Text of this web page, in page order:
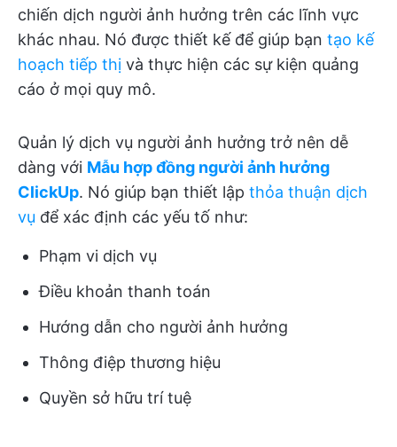
chiến dịch người ảnh hưởng trên các lĩnh vực
khác nhau. Nó được thiết kế để giúp bạn tạo kế
hoạch tiếp thị và thực hiện các sự kiện quảng
cáo ở mọi quy mô.
Quản lý dịch vụ người ảnh hưởng trở nên dễ
dàng với Mẫu hợp đồng người ảnh hưởng
ClickUp. Nó giúp bạn thiết lập thỏa thuận dịch
vụ để xác định các yếu tố như:
Phạm vi dịch vụ
Điều khoản thanh toán
Hướng dẫn cho người ảnh hưởng
Thông điệp thương hiệu
Quyền sở hữu trí tuệ